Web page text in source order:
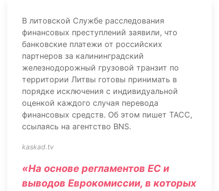
В литовской Службе расследования
финансовых преступлений заявили, что
банковские платежи от российских
партнеров за калининградский
железнодорожный грузовой транзит по
территории Литвы готовы принимать в
порядке исключения с индивидуальной
оценкой каждого случая перевода
финансовых средств. Об этом пишет ТАСС,
ссылаясь на агентство BNS.
kaskad.tv
«На основе регламентов ЕС и
выводов Еврокомиссии, в которых